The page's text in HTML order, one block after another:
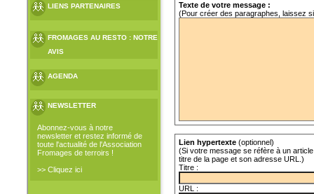
LIENS PARTENAIRES
FROMAGES AU RESTO : NOTRE
AVIS
AGENDA
NEWSLETTER
Abonnez-vous à notre
newsletter et restez informé de
toute l'actualité de l'Association
Fromages de terroirs !
>> Cliquez ici
Texte de votre message :
(Pour créer des paragraphes, laissez
Lien hypertexte (optionnel)
(Si votre message se réfère à un
titre de la page et son adresse URL.)
Titre :
URL :